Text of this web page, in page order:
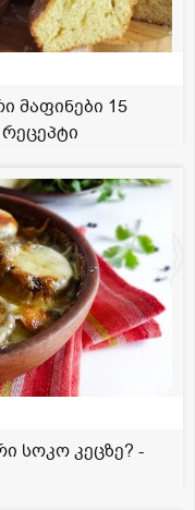
მაფინები 15
სოკო კეცზე? -